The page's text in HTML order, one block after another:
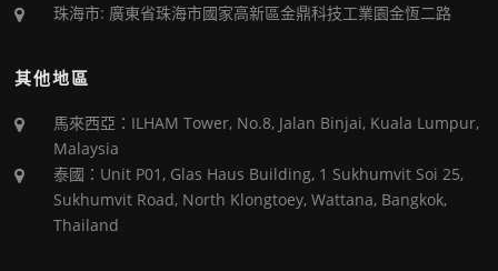
珠海市: 廣東省珠海市國家高新區金鼎科技工業園金恆二路
其他地區
馬來西亞：ILHAM Tower, No.8, Jalan Binjai, Kuala Lumpur,
Malaysia
泰國：Unit P01, Glas Haus Building, 1 Sukhumvit Soi 25,
Sukhumvit Road, North Klongtoey, Wattana, Bangkok,
Thailand